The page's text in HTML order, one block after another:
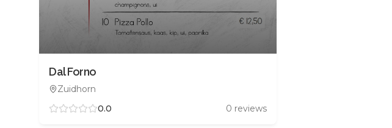
Dal Forno
Zuidhorn
0.0
0 reviews